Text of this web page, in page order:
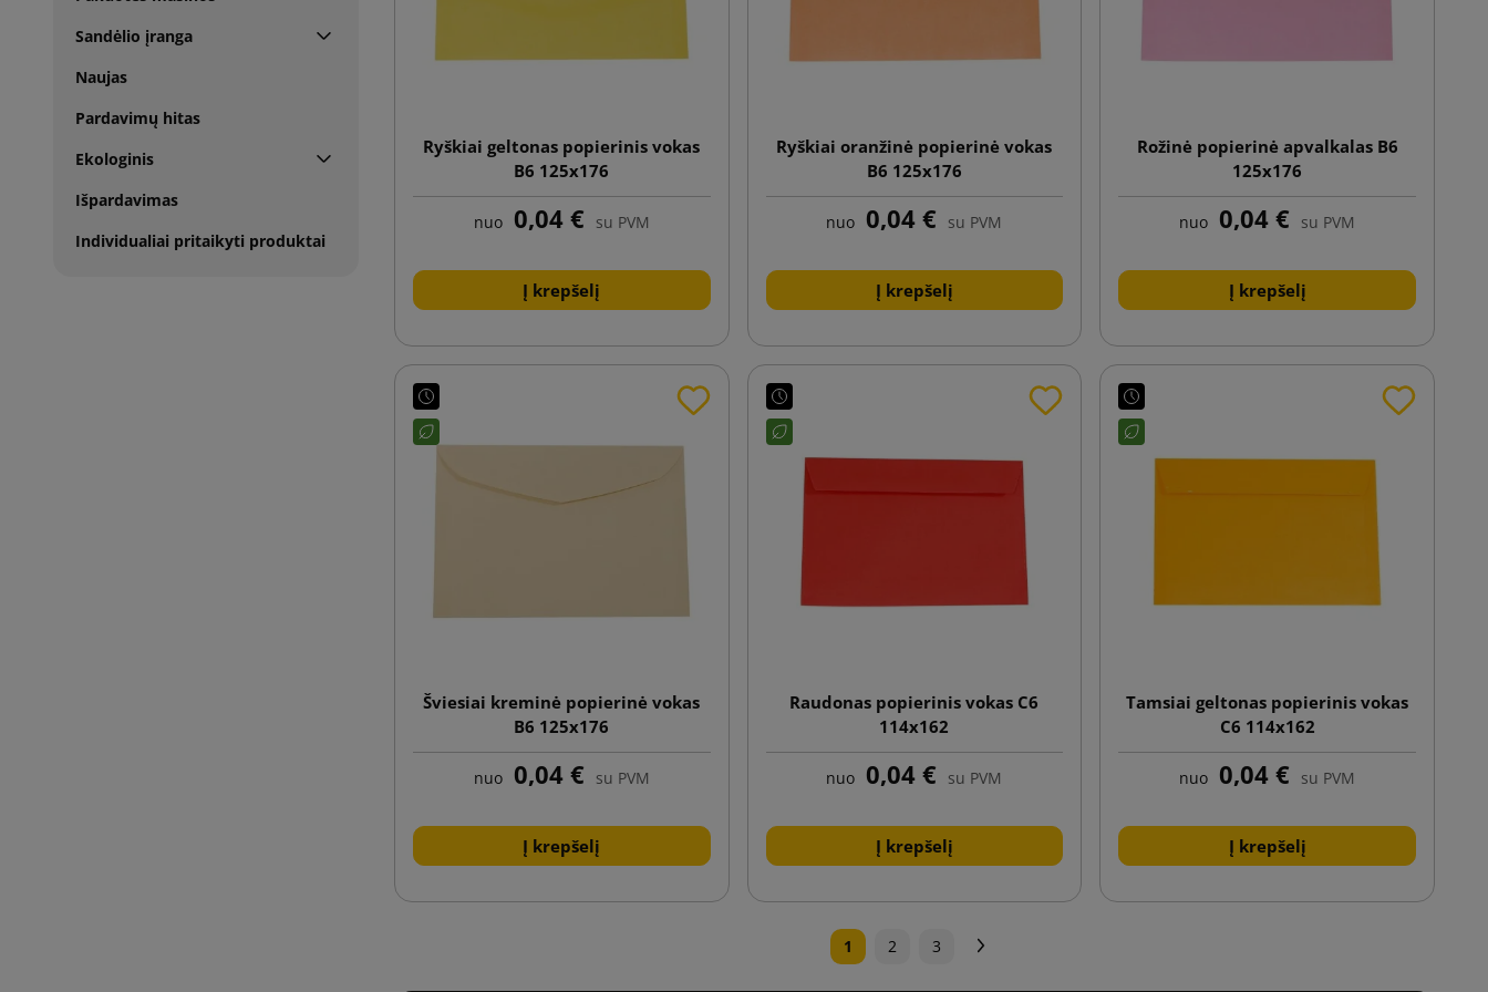
Sandėlio įranga
Naujas
Pardavimų hitas
Ekologinis
Išpardavimas
Individualiai pritaikyti produktai
Ryškiai geltonas popierinis vokas
B6 125x176
nuo 0,04 € su PVM
Į krepšelį
Ryškiai oranžinė popierinė vokas
B6 125x176
nuo 0,04 € su PVM
Į krepšelį
Rožinė popierinė apvalkalas B6
125x176
nuo 0,04 € su PVM
Į krepšelį
Šviesiai kreminė popierinė vokas
B6 125x176
nuo 0,04 € su PVM
Į krepšelį
Raudonas popierinis vokas C6
114x162
nuo 0,04 € su PVM
Į krepšelį
Tamsiai geltonas popierinis vokas
C6 114x162
nuo 0,04 € su PVM
Į krepšelį
1 2 3